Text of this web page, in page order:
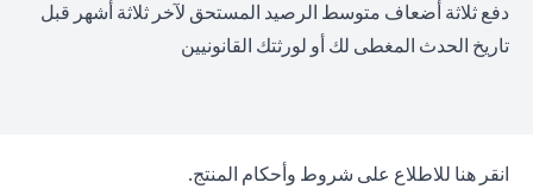
دفع ثلاثة أضعاف متوسط الرصيد المستحق لآخر ثلاثة أشهر قبل
تاريخ الحدث المغطى لك أو لورثتك القانونيين
انقر هنا للاطلاع على شروط وأحكام المنتج.